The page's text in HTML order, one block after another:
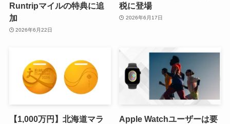
Runtripマイルの特典に追
加
2026年6月22日
税に登場
2026年6月17日
【1,000万円】北海道マラ
Apple Watchユーザーは要